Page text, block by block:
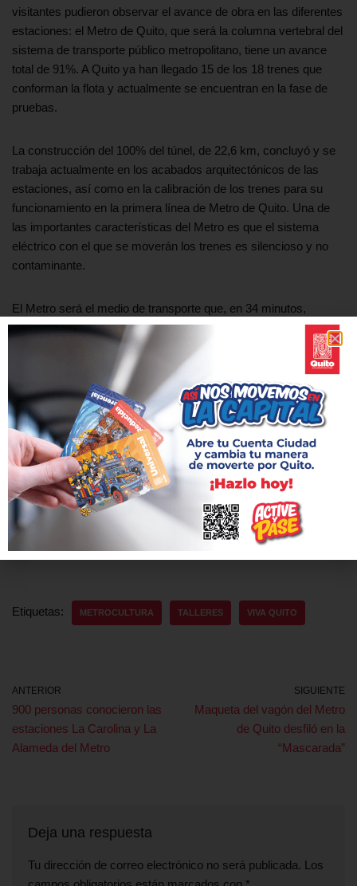
visitantes pudieron observar el avance de obra en las diferentes
estaciones: el Metro de Quito, que será la columna vertebral del
sistema de transporte público metropolitano, tiene un avance
total de 91%. A Quito ya han llegado 15 de los 18 trenes que
conforman la flota y actualmente se encuentran en la fase de
pruebas.
La construcción del 100% del túnel, de 22,6 km, concluyó y se
trabaja actualmente en los acabados arquitectónicos de las
estaciones, así como en la calibración de los trenes para su
funcionamiento en la primera línea de Metro de Quito. Una de
las importantes características del Metro es que el sistema
eléctrico con el que se moverán los trenes es silencioso y no
contaminante.
El Metro será el medio de transporte que, en 34 minutos,
trasladará a hasta 1 500 personas en cada tren de seis
vagones, desde Quitumbe hasta El Labrador, acortando los
tiempos de movilidad diaria y facilitando la integración de cada
viajero con las líneas en superficie por medio de las cuatro
estaciones multimodales (El Labrador, La Magdalena, El Recreo
y Quitumbe).
De esta manera, la alcaldía del Dr. Jorge Yunda Machado a
través de la Empresa Pública Metropolitana Metro de Quito,
reafirma su compromiso de continuar de manera firme y
efectiva con la construcción de la obra de movilidad y transporte
más importante de la historia moderna de ciudad.
Etiquetas: METROCULTURA TALLERES VIVA QUITO
ANTERIOR
900 personas conocieron las
estaciones La Carolina y La
Alameda del Metro
SIGUIENTE
Maqueta del vagón del Metro
de Quito desfiló en la
“Mascarada”
Deja una respuesta
Tu dirección de correo electrónico no será publicada. Los